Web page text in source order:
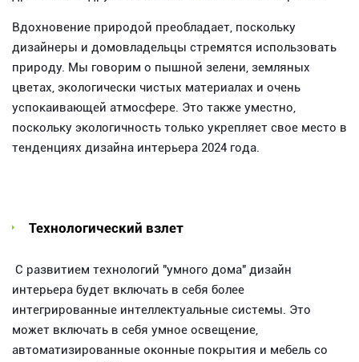
Вдохновение природой преобладает, поскольку
дизайнеры и домовладельцы стремятся использовать
природу. Мы говорим о пышной зелени, земляных
цветах, экологически чистых материалах и очень
успокаивающей атмосфере. Это также уместно,
поскольку экологичность только укрепляет свое место в
тенденциях дизайна интерьера 2024 года.
Технологический взлет
С развитием технологий "умного дома" дизайн
интерьера будет включать в себя более
интегрированные интеллектуальные системы. Это
может включать в себя умное освещение,
автоматизированные оконные покрытия и мебель со